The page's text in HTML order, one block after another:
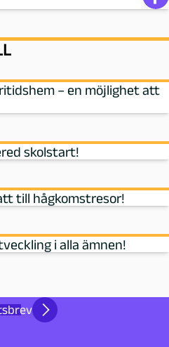
– en möjlighet att
skolstart!
till hågkomstresor!
i alla ämnen!